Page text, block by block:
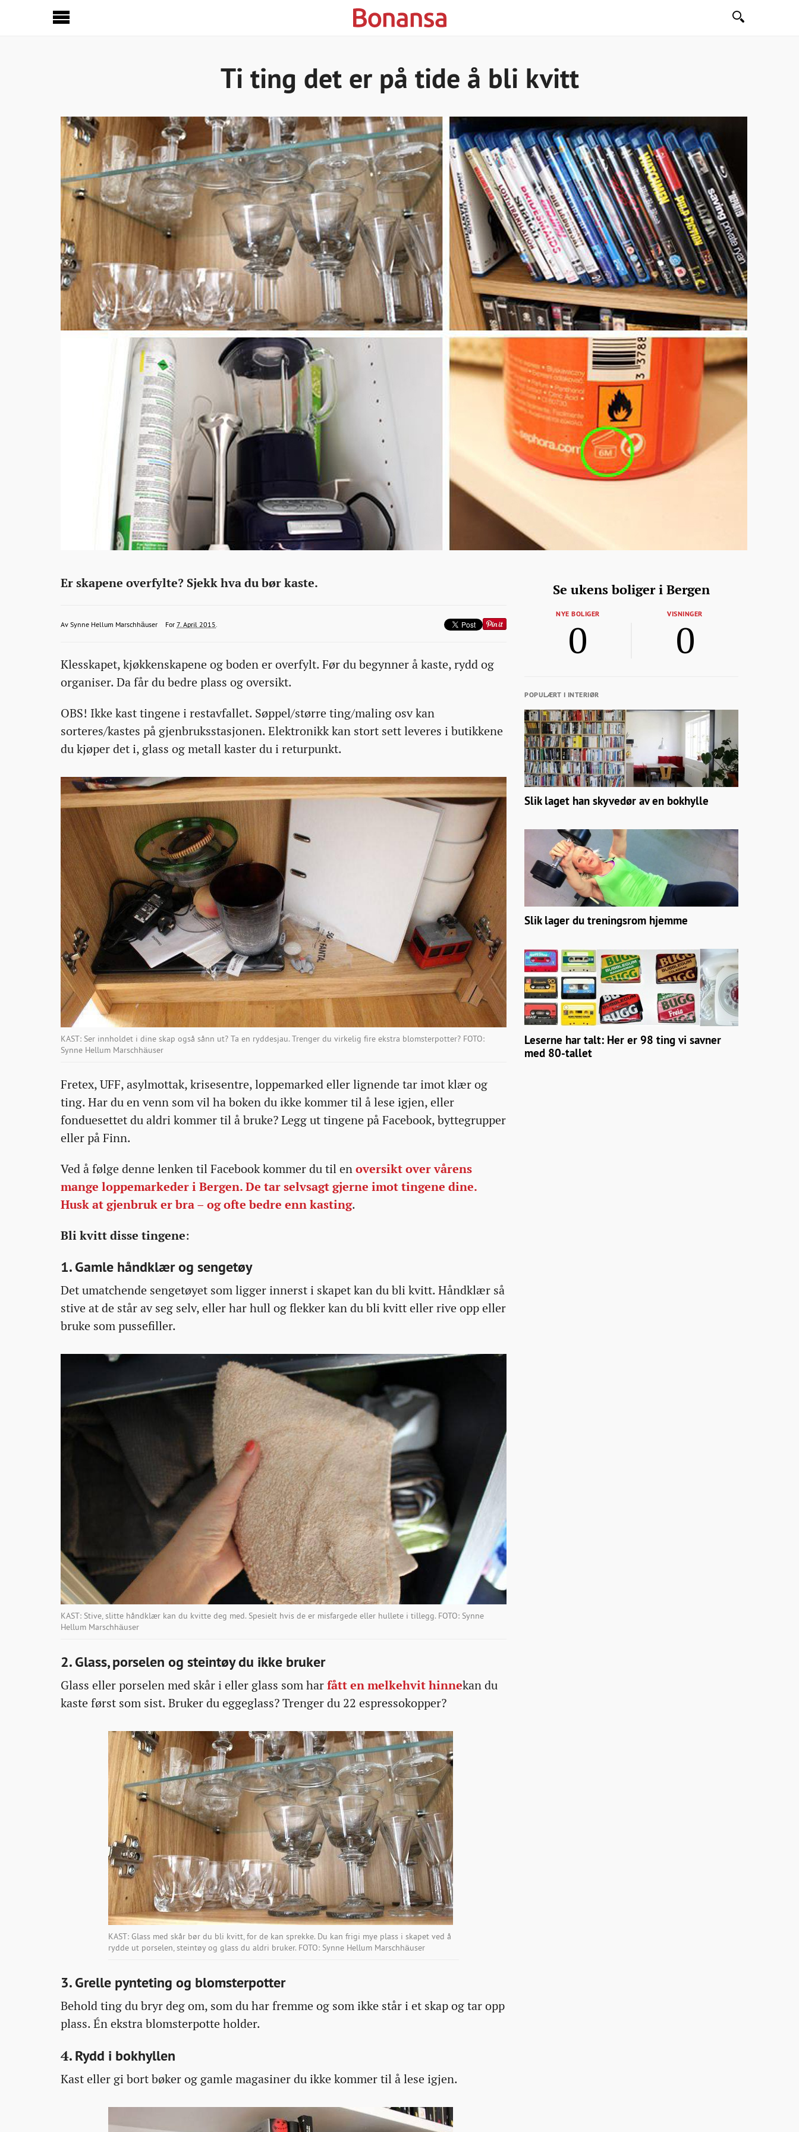
Søk
Ti ting det er på tide å bli kvitt
Interiør
http://bonansa.no/artikkel/ti-
tide-
a-
bli-
kvitt/
Er skapene overfylte? Sjekk hva du bør kaste.
Av Synne Hellum Marschhäusershm@schibsted.no
2015-
07T10:49:07+00:00
2015-
07T10:49:07+00:00
2015-
07T11:52:16+00:00
For 7. April 2015.
Klesskapet, kjøkkenskapene og boden er overfylt. Før du begynner å kaste, rydd og
organiser. Da får du bedre plass og oversikt.
OBS! Ikke kast tingene i restavfallet. Søppel/større ting/maling osv kan
sorteres/kastes på gjenbruksstasjonen. Elektronikk kan stort sett leveres i butikkene
du kjøper det i, glass og metall kaster du i returpunkt.
KAST: Ser innholdet i dine skap også sånn ut? Ta en ryddesjau. Trenger du virkelig fire ekstra blomsterpotter? FOTO:
Synne Hellum Marschhäuser
Fretex, UFF, asylmottak, krisesentre, loppemarked eller lignende tar imot klær og
ting. Har du en venn som vil ha boken du ikke kommer til å lese igjen, eller
fonduesettet du aldri kommer til å bruke? Legg ut tingene på Facebook, byttegrupper
eller på Finn.
Ved å følge denne lenken til Facebook kommer du til enoversikt over vårens
mange loppemarkeder i Bergen. De tar selvsagt gjerne imot tingene dine.
Husk at gjenbruk er bra – og ofte bedre enn kasting.
Bli kvitt disse tingene:
1. Gamle håndklær og sengetøy
Det umatchende sengetøyet som ligger innerst i skapet kan du bli kvitt. Håndklær så
stive at de står av seg selv, eller har hull og flekker kan du bli kvitt eller rive opp eller
bruke som pussefiller.
KAST: Stive, slitte håndklær kan du kvitte deg med. Spesielt hvis de er misfargede eller hullete i tillegg. FOTO: Synne
Hellum Marschhäuser
2. Glass, porselen og steintøy du ikke bruker
Glass eller porselen med skår i eller glass som harfått en melkehvit hinnekan du
kaste først som sist. Bruker du eggeglass? Trenger du 22 espressokopper?
KAST: Glass med skår bør du bli kvitt, for de kan sprekke. Du kan frigi mye plass i skapet ved å
rydde ut porselen, steintøy og glass du aldri bruker. FOTO: Synne Hellum Marschhäuser
3. Grelle pynteting og blomsterpotter
Behold ting du bryr deg om, som du har fremme og som ikke står i et skap og tar opp
plass. Én ekstra blomsterpotte holder.
4. Rydd i bokhyllen
Kast eller gi bort bøker og gamle magasiner du ikke kommer til å lese igjen.
Se ukens boliger i Bergen
NYE BOLIGER
0
VISNINGER
0
POPULÆRT I INTERIØR
Slik laget han skyvedør av en bokhylle
Slik lager du treningsrom hjemme
Leserne har talt: Her er 98 ting vi savner
med 80-tallet